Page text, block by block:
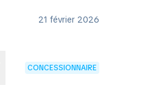
21 février 2026
CONCESSIONNAIRE